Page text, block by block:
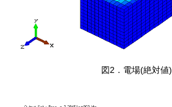
図2．電場(絶対値)